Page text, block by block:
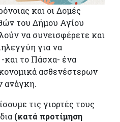
και οι Δομές
του Δήμου Αγίου
να συνεισφέρετε και
για να
και το Πάσχα- ένα
ασθενέστερων
ανάγκη.
τις γιορτές τους
(κατά προτίμηση